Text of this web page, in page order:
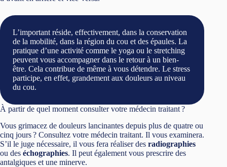
L’important réside, effectivement, dans la conservation
de la mobilité, dans la région du cou et des épaules. La
pratique d’une activité comme le yoga ou le stretching
peuvent vous accompagner dans le retour à un bien-
être. Cela contribue de même à vous détendre. Le stress
participe, en effet, grandement aux douleurs au niveau
du cou.
À partir de quel moment consulter votre médecin traitant ?
Vous grimacez de douleurs lancinantes depuis plus de quatre ou
cinq jours ? Consultez votre médecin traitant. Il vous examinera.
S’il le juge nécessaire, il vous fera réaliser des radiographies
ou des échographies. Il peut également vous prescrire des
antalgiques et une minerve.